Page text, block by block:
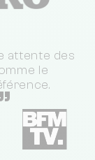
attente des
le